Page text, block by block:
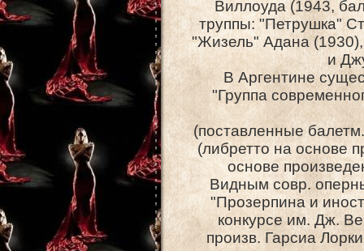
Виллоуда (1943,
труппы: "Петрушка"
"Жизель" Адана
и
В Аргентине
"Группа
(поставленные
(либретто на основе
основе
Видным совр.
"Прозерпина и
конкурсе им. Дж.
произв. Гарсиа